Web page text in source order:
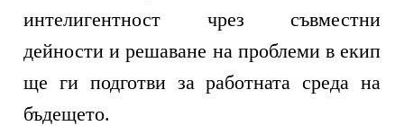
интелигентност чрез съвместни
дейности и решаване на проблеми в екип
ще ги подготви за работната среда на
бъдещето.